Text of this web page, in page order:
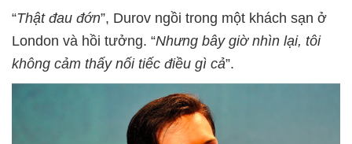
“Thật đau đớn”, Durov ngồi trong một khách sạn ở
London và hồi tưởng. “Nhưng bây giờ nhìn lại, tôi
không cảm thấy nối tiếc điều gì cả”.